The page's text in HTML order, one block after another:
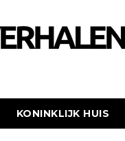
KONINKLIJK HUIS